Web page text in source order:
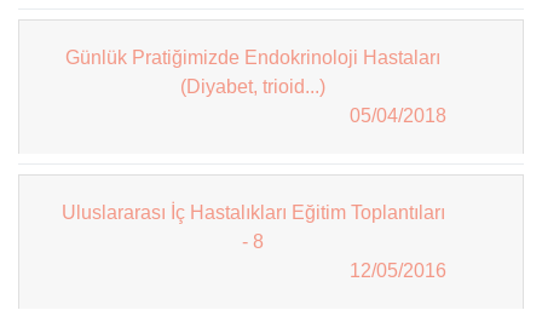
Günlük Pratiğimizde Endokrinoloji Hastaları
(Diyabet, trioid...)
05/04/2018
Uluslararası İç Hastalıkları Eğitim Toplantıları
- 8
12/05/2016